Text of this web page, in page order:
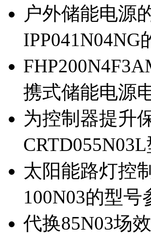
户外储能电源
IPP041N04NG
携式储能电源
为控制器提升
太阳能路灯控
100N03的型号
代换85N03场